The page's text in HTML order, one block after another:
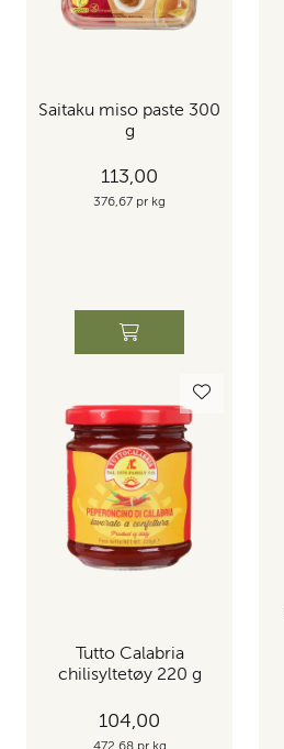
Saitaku miso paste 300
g
113,00
376,67 pr kg
Tutto Calabria
chilisyltetøy 220 g
104,00